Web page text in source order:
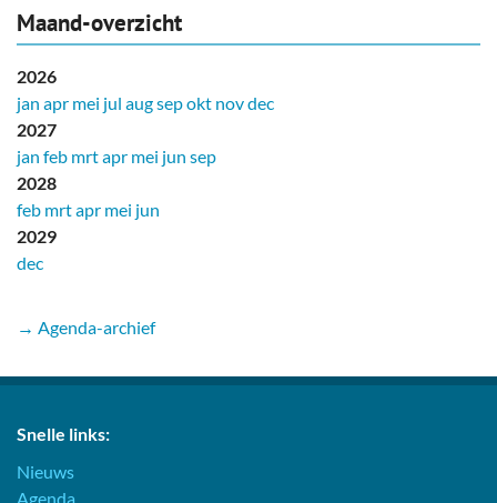
Maand-overzicht
2026
jan apr mei jul augsepokt novdec
2027
jan feb mrtapr mei jun sep
2028
feb mrtapr mei jun
2029
dec
→ Agenda-archief
Snelle links:
Nieuws
Agenda